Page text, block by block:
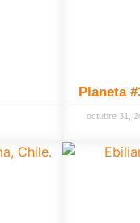
Planeta
octubre 31,